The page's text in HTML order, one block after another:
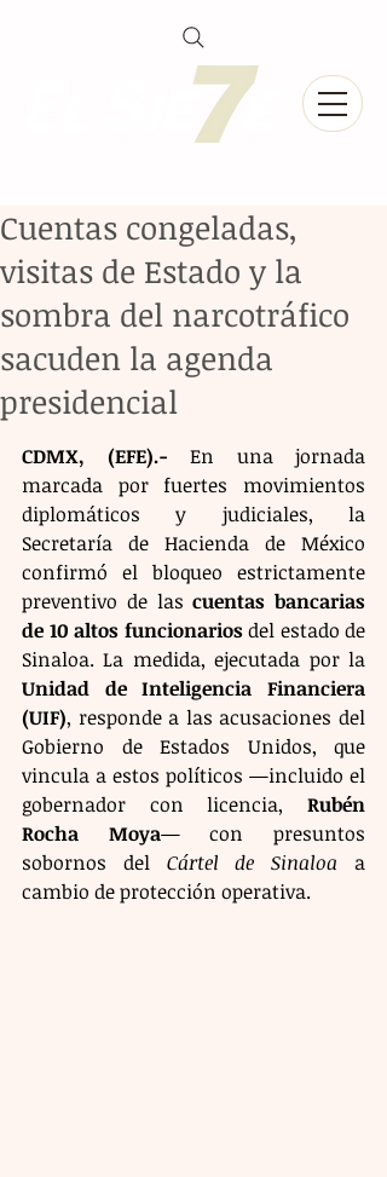
Cuentas congeladas,
visitas de Estado y la
sombra del narcotráfico
sacuden la agenda
presidencial
CDMX, (EFE).- En una jornada
marcada por fuertes movimientos
diplomáticos y judiciales, la
Secretaría de Hacienda de México
confirmó el bloqueo estrictamente
preventivo de las cuentas bancarias
de 10 altos funcionarios del estado de
Unidad de Inteligencia Financiera
(UIF), responde a las acusaciones del
Gobierno de Estados Unidos, que
vincula a estos políticos —incluido el
gobernador con licencia, Rubén
Rocha Moya— con presuntos
sobornos del Cártel de Sinaloa a
cambio de protección operativa.